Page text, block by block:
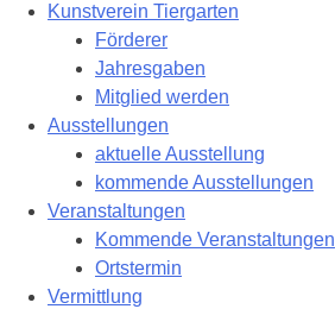
Kunstverein Tiergarten
Förderer
Jahresgaben
Mitglied werden
Ausstellungen
aktuelle Ausstellung
kommende Ausstellungen
Veranstaltungen
Kommende Veranstaltungen
Ortstermin
Vermittlung